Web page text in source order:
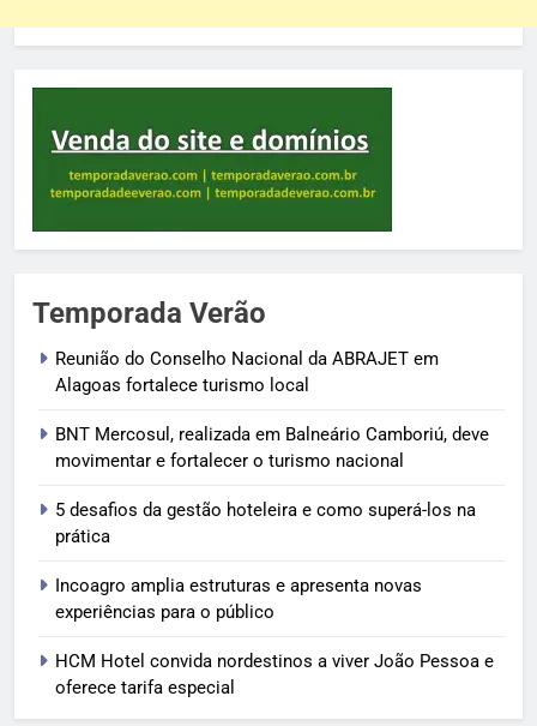
Temporada Verão
Reunião do Conselho Nacional da ABRAJET em
Alagoas fortalece turismo local
BNT Mercosul, realizada em Balneário Camboriú, deve
movimentar e fortalecer o turismo nacional
5 desafios da gestão hoteleira e como superá-los na
prática
Incoagro amplia estruturas e apresenta novas
experiências para o público
HCM Hotel convida nordestinos a viver João Pessoa e
oferece tarifa especial